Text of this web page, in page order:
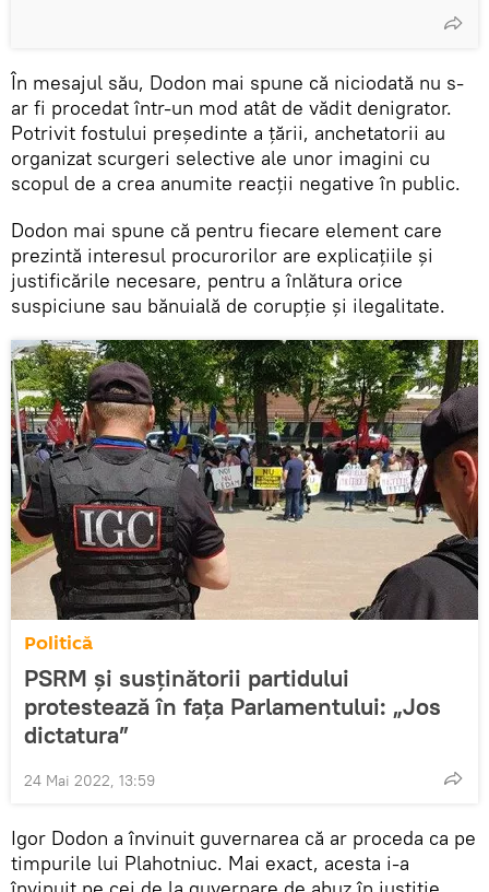
În mesajul său, Dodon mai spune că niciodată nu s-
ar fi procedat într-un mod atât de vădit denigrator.
Potrivit fostului președinte a țării, anchetatorii au
organizat scurgeri selective ale unor imagini cu
scopul de a crea anumite reacții negative în public.
Dodon mai spune că pentru fiecare element care
prezintă interesul procurorilor are explicațiile și
justificările necesare, pentru a înlătura orice
suspiciune sau bănuială de corupție și ilegalitate.
Politică
PSRM și susținătorii partidului
protestează în fața Parlamentului: „Jos
dictatura”
24 Mai 2022, 13:59
Igor Dodon a învinuit guvernarea că ar proceda ca pe
timpurile lui Plahotniuc. Mai exact, acesta i-a